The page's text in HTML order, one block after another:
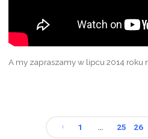
A my zapraszamy w lipcu 2014 roku
1 … 25 26